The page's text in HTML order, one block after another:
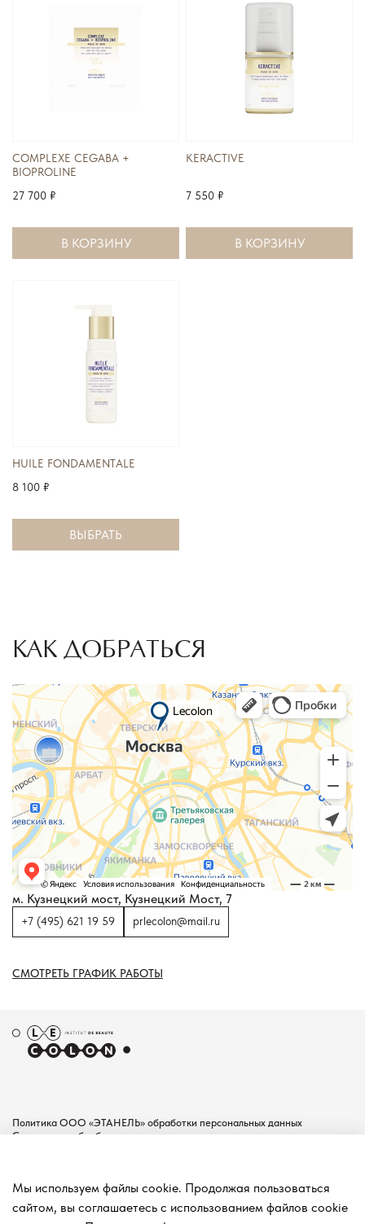
COMPLEXE CEGABA +
BIOPROLINE
27 700 ₽
В КОРЗИНУ
KERACTIVE
7 550 ₽
В КОРЗИНУ
HUILE FONDAMENTALE
8 100 ₽
ВЫБРАТЬ
м. Кузнецкий мост, Кузнецкий Мост, 7
+7 (495) 621 19 59 prlecolon@mail.ru
СМОТРЕТЬ ГРАФИК РАБОТЫ
КАК ДОБРАТЬСЯ
Политика ООО «ЭТАНЕЛЬ» обработки персональных данных
Согласие на обработку персональных данных
Контакты
Покупателям
Мы используем файлы cookie. Продолжая пользоваться
сайтом, вы соглашаетесь с использованием файлов cookie